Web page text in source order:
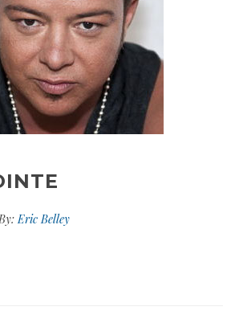
Eric Belley